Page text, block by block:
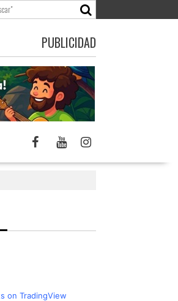
PUBLICIDAD
on TradingView